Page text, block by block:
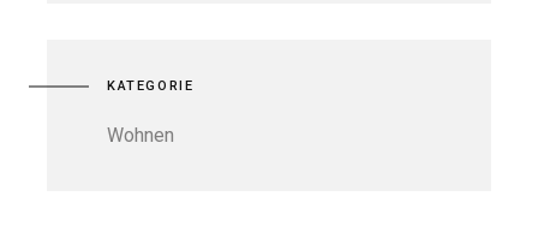
KATEGORIE
Wohnen